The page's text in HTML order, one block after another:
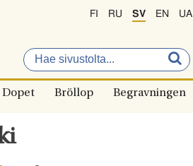
FI RU SV EN UA
Dopet Bröllop Begravningen